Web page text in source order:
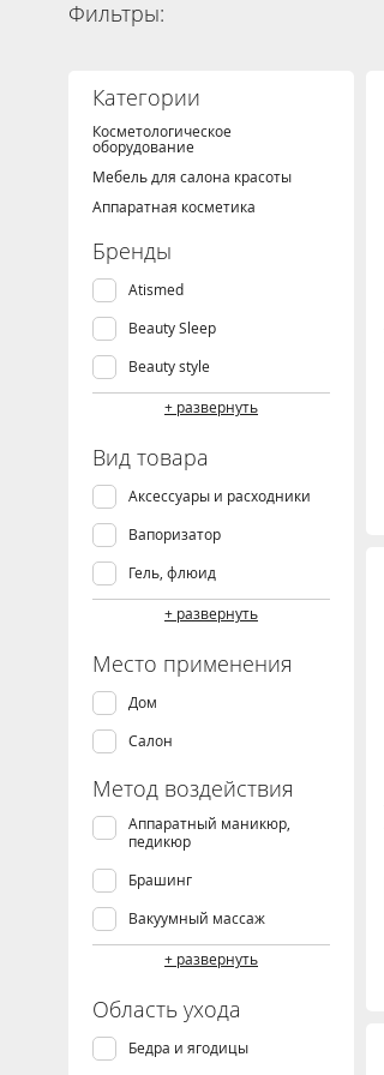
Фильтры:
Категории
Косметологическое
оборудование
Мебель для салона красоты
Аппаратная косметика
Бренды
Atismed
Beauty Sleep
Beauty style
Decomedical
Lemi
MADISON
Mytrex
Velona
Пластэк-Техник
+ развернуть
Вид товара
Аксессуары и расходники
Вапоризатор
Гель, флюид
Стерилизатор, сухожар
Стол
Стул
Сыворотка, концентрат
Сыворотка, флюид
+ развернуть
Место применения
Дом
Салон
Метод воздействия
Аппаратный маникюр,
педикюр
Брашинг
Вакуумный массаж
Гальваника
+ развернуть
Область ухода
Бедра и ягодицы